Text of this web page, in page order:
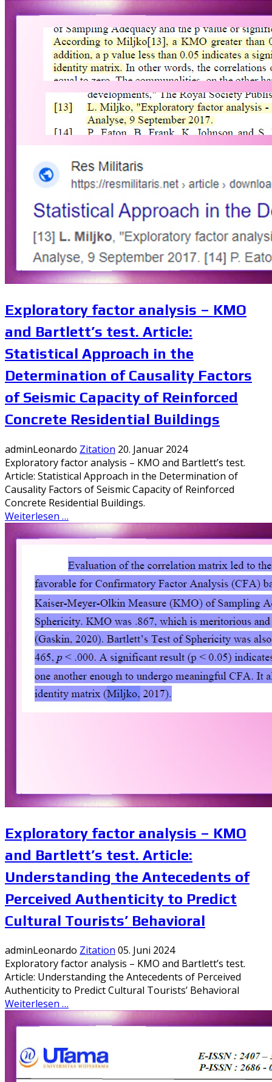
Exploratory factor analysis – KMO
and Bartlett’s test. Article:
Statistical Approach in the
Determination of Causality Factors
of Seismic Capacity of Reinforced
Concrete Residential Buildings
adminLeonardo Zitation 20. Januar 2024
Exploratory factor analysis – KMO and Bartlett’s test.
Article: Statistical Approach in the Determination of
Causality Factors of Seismic Capacity of Reinforced
Concrete Residential Buildings.
Weiterlesen …
Exploratory factor analysis – KMO
and Bartlett’s test. Article:
Understanding the Antecedents of
Perceived Authenticity to Predict
Cultural Tourists’ Behavioral
adminLeonardo Zitation 05. Juni 2024
Exploratory factor analysis – KMO and Bartlett’s test.
Article: Understanding the Antecedents of Perceived
Authenticity to Predict Cultural Tourists’ Behavioral
Weiterlesen …